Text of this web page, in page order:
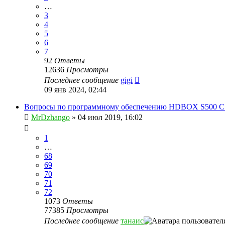
…
3
4
5
6
7
92 Ответы
12636 Просмотры
Последнее сообщение gigi
09 янв 2024, 02:44
Вопросы по программному обеспечению HDBOX S500
MrDzhango » 04 июл 2019, 16:02
1
…
68
69
70
71
72
1073 Ответы
77385 Просмотры
Последнее сообщение танаис